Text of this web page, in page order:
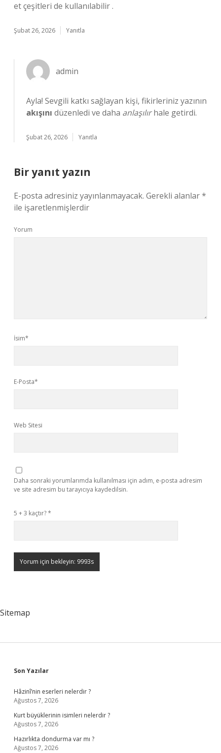
et çeşitleri de kullanılabilir .
Şubat 26, 2026 Yanıtla
admin
Ayla! Sevgili katkı sağlayan kişi, fikirleriniz yazının
akışını düzenledi ve daha anlaşılırhale getirdi.
Şubat 26, 2026 Yanıtla
Bir yanıt yazın
E-posta adresiniz yayınlanmayacak. Gerekli alanlar*
ile işaretlenmişlerdir
Yorum
İsim*
E-Posta*
Web Sitesi
Daha sonraki yorumlarımda kullanılması için adım, e-posta adresim
ve site adresim bu tarayıcıya kaydedilsin.
5 + 3 kaçtır?*
Sitemap
Sidebar
Son Yazılar
Hâzinî’nin eserleri nelerdir ?
Ağustos 7, 2026
Kurt büyüklerinin isimleri nelerdir ?
Ağustos 7, 2026
Hazırlıkta dondurma var mı ?
Ağustos 7, 2026